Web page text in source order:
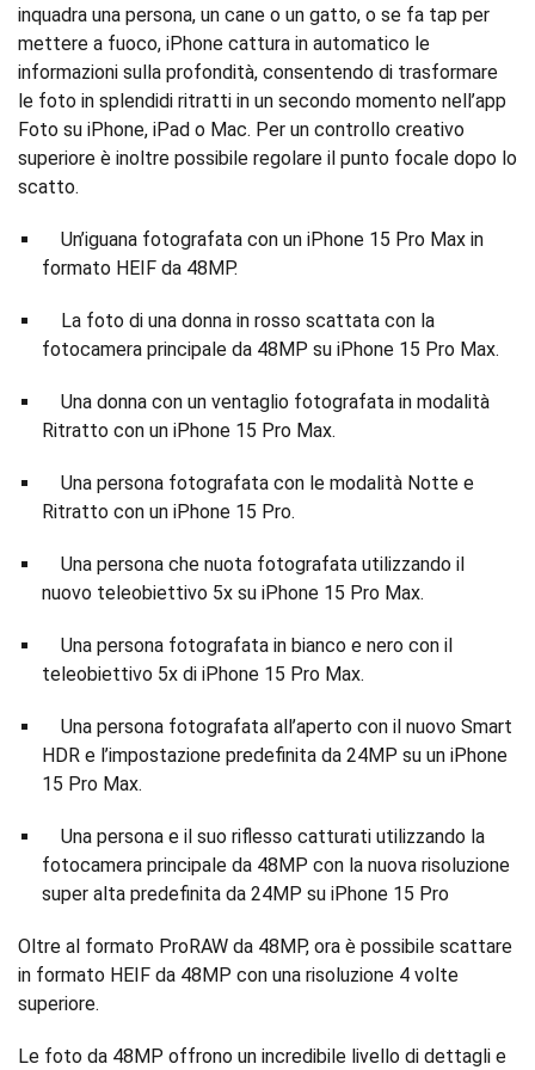
inquadra una persona, un cane o un gatto, o se fa tap per
mettere a fuoco, iPhone cattura in automatico le
informazioni sulla profondità, consentendo di trasformare
le foto in splendidi ritratti in un secondo momento nell’app
Foto su iPhone, iPad o Mac. Per un controllo creativo
superiore è inoltre possibile regolare il punto focale dopo lo
scatto.
Un’iguana fotografata con un iPhone 15 Pro Max in
formato HEIF da 48MP.
La foto di una donna in rosso scattata con la
fotocamera principale da 48MP su iPhone 15 Pro Max.
Una donna con un ventaglio fotografata in modalità
Ritratto con un iPhone 15 Pro Max.
Una persona fotografata con le modalità Notte e
Ritratto con un iPhone 15 Pro.
Una persona che nuota fotografata utilizzando il
nuovo teleobiettivo 5x su iPhone 15 Pro Max.
Una persona fotografata in bianco e nero con il
teleobiettivo 5x di iPhone 15 Pro Max.
Una persona fotografata all’aperto con il nuovo Smart
HDR e l’impostazione predefinita da 24MP su un iPhone
15 Pro Max.
Una persona e il suo riflesso catturati utilizzando la
fotocamera principale da 48MP con la nuova risoluzione
super alta predefinita da 24MP su iPhone 15 Pro
Oltre al formato ProRAW da 48MP, ora è possibile scattare
in formato HEIF da 48MP con una risoluzione 4 volte
superiore.
Le foto da 48MP offrono un incredibile livello di dettagli e